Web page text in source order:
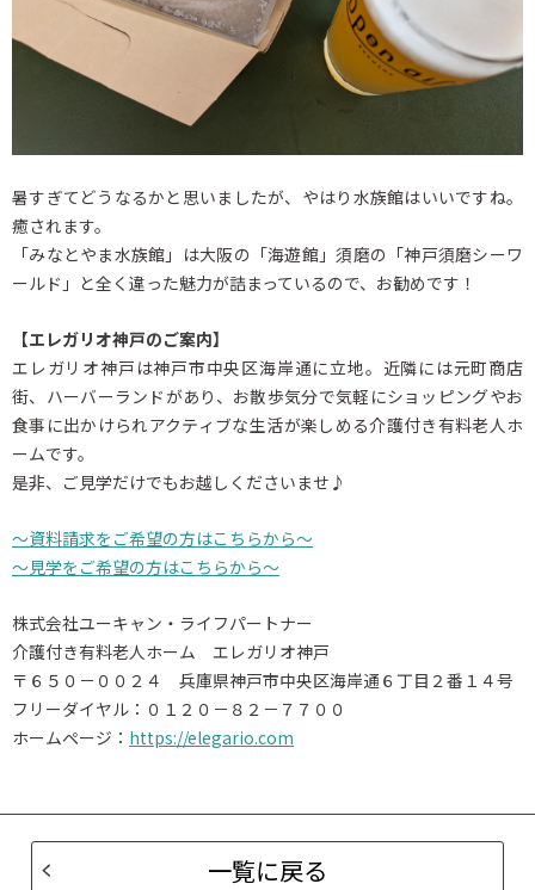
暑すぎてどうなるかと思いましたが、やはり水族館はいいですね。
癒されます。
「みなとやま水族館」は大阪の「海遊館」須磨の「神戸須磨シーワ
ールド」と全く違った魅力が詰まっているので、お勧めです！
【エレガリオ神戸のご案内】
エレガリオ神戸は神戸市中央区海岸通に立地。近隣には元町商店
街、ハーバーランドがあり、お散歩気分で気軽にショッピングやお
食事に出かけられアクティブな生活が楽しめる介護付き有料老人ホ
ームです。
是非、ご見学だけでもお越しくださいませ♪
～資料請求をご希望の方はこちらから～
～見学をご希望の方はこちらから～
株式会社ユーキャン・ライフパートナー
介護付き有料老人ホーム エレガリオ神戸
〒６５０－００２４ 兵庫県神戸市中央区海岸通６丁目２番１４号
フリーダイヤル：０１２０－８２－７７００
ホームページ： https://elegario.com
一覧に戻る